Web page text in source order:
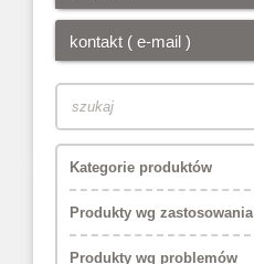
kontakt ( e-mail )
Kategorie produktów
Produkty wg zastosowania
Produkty wg problemów